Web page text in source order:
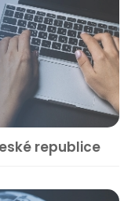
republice